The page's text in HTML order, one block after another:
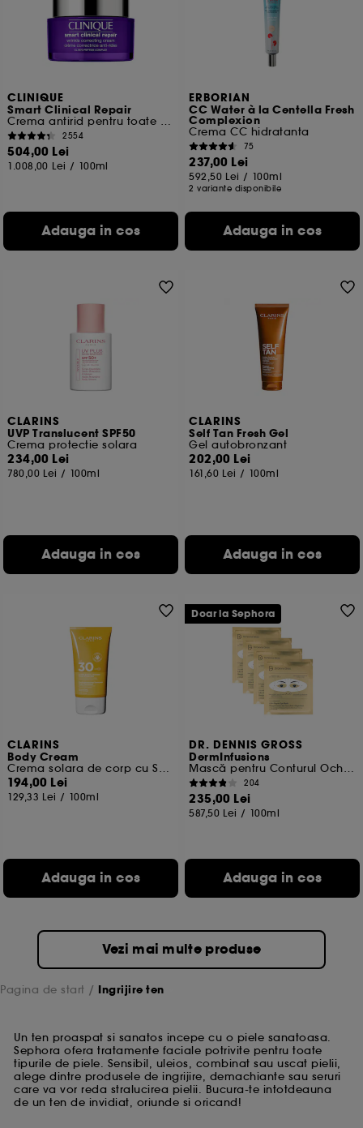
CLINIQUE
Smart Clinical Repair
Crema antirid pentru toate tipurile de piele
2554
504,00 Lei
1.008,00 Lei / 100ml
Adauga in cos
ERBORIAN
CC Water à la Centella Fresh
Complexion
Crema CC hidratanta
75
237,00 Lei
592,50 Lei / 100ml
2 variante disponibile
Adauga in cos
CLARINS
UVP Translucent SPF50
Crema protectie solara
234,00 Lei
780,00 Lei / 100ml
Adauga in cos
CLARINS
Self Tan Fresh Gel
Gel autobronzant
202,00 Lei
161,60 Lei / 100ml
Adauga in cos
CLARINS
Body Cream
Crema solara de corp cu SPF30
194,00 Lei
129,33 Lei / 100ml
Adauga in cos
DR. DENNIS GROSS
DermInfusions
Mască pentru Conturul Ochilor cu Efect de Ridicare + Regenerare
204
235,00 Lei
587,50 Lei / 100ml
Adauga in cos
Doar la Sephora
Vezi mai multe produse
Pagina de start Ingrijire ten
Un ten proaspat si sanatos incepe cu o piele sanatoasa.
Sephora ofera tratamente faciale potrivite pentru toate
tipurile de piele. Sensibil, uleios, combinat sau uscat pielii,
alege dintre produsele de ingrijire, demachiante sau seruri
care va vor reda stralucirea pielii. Bucura-te intotdeauna
de un ten de invidiat, oriunde si oricand!
Cu exceptia cookie-urilor tehnice, plasarea si citirea
celorlalte necesita acordul tau. Poti sa iti personalizezi
alegerile privind plasarea acestor cookies folosind
optiunea "Schimba preferintele" de mai jos, sau poti
toate". Poti alege sa iti modifici preferintele oricand.
Daca doresti mai multe informatii despre cookie-urile
folosite, clickaici.